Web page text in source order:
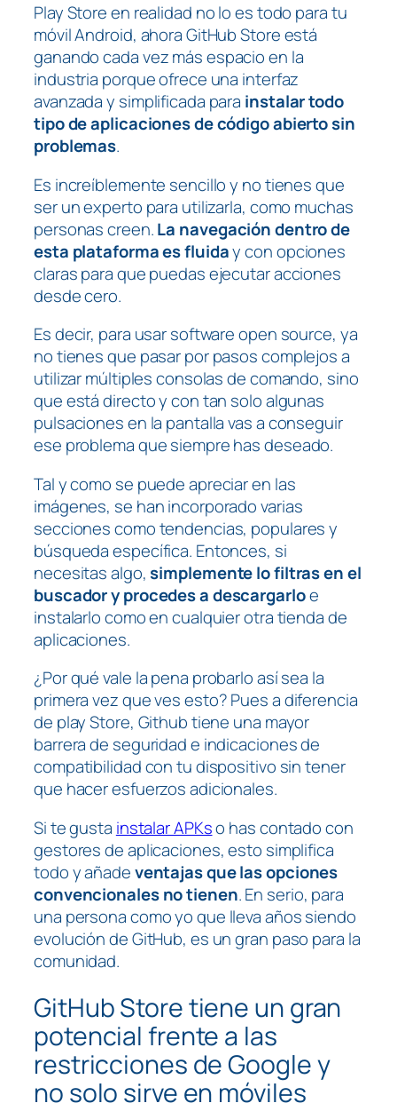
Play Store en realidad no lo es todo para tu
móvil Android, ahora GitHub Store está
ganando cada vez más espacio en la
industria porque ofrece una interfaz
avanzada y simplificada para instalar todo
tipo de aplicaciones de código abierto sin
problemas.
Es increíblemente sencillo y no tienes que
ser un experto para utilizarla, como muchas
personas creen.La navegación dentro de
esta plataforma es fluiday con opciones
claras para que puedas ejecutar acciones
desde cero.
Es decir, para usar software open source, ya
no tienes que pasar por pasos complejos a
utilizar múltiples consolas de comando, sino
que está directo y con tan solo algunas
pulsaciones en la pantalla vas a conseguir
ese problema que siempre has deseado.
Tal y como se puede apreciar en las
imágenes, se han incorporado varias
secciones como tendencias, populares y
búsqueda específica. Entonces, si
necesitas algo,simplemente lo filtras en el
buscador y procedes a descargarloe
instalarlo como en cualquier otra tienda de
aplicaciones.
¿Por qué vale la pena probarlo así sea la
primera vez que ves esto? Pues a diferencia
de play Store, Github tiene una mayor
barrera de seguridad e indicaciones de
compatibilidad con tu dispositivo sin tener
que hacer esfuerzos adicionales.
Si te gusta instalar APKso has contado con
gestores de aplicaciones, esto simplifica
todo y añadeventajas que las opciones
convencionales no tienen. En serio, para
una persona como yo que lleva años siendo
evolución de GitHub, es un gran paso para la
comunidad.
GitHub Store tiene un gran
potencial frente a las
restricciones de Google y
no solo sirve en móviles